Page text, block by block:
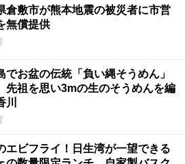
倉敷市が熊本地震の被災者に市営
無償提供
でお盆の伝統「負い縄そうめん」
祖を思い3mの生のそうめんを編
エビフライ！日生湾が一望できる